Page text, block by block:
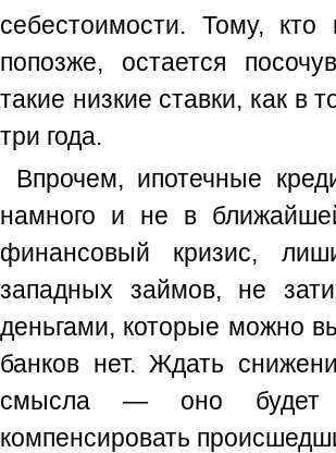
себестоимости. Тому,
попозже, остается
такие низкие ставки, как в
три года.
Впрочем, ипотечные
намного и не в
финансовый кризис,
западных займов, не
деньгами, которые можно
банков нет. Ждать
смысла — оно будет
компенсировать